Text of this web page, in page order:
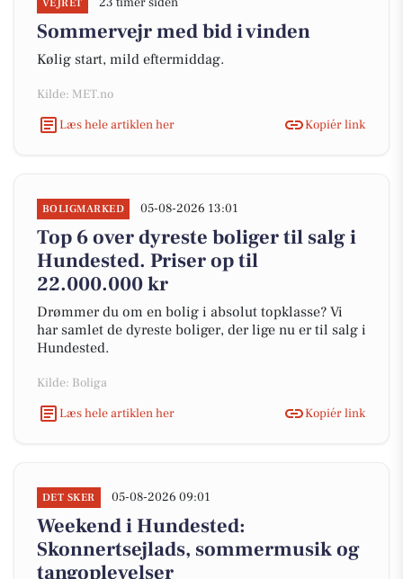
VEJRET
Sommervejr med bid i vinden
Kølig start, mild eftermiddag.
Kilde: MET.no
Læs hele artiklen her
Kopiér link
BOLIGMARKED 05-08-2026 13:01
Top 6 over dyreste boliger til salg i
Hundested. Priser op til
22.000.000 kr
Drømmer du om en bolig i absolut topklasse? Vi
har samlet de dyreste boliger, der lige nu er til salg i
Hundested.
Kilde: Boliga
Læs hele artiklen her
Kopiér link
DET SKER 05-08-2026 09:01
Weekend i Hundested:
Skonnertsejlads, sommermusik og
tangoplevelser